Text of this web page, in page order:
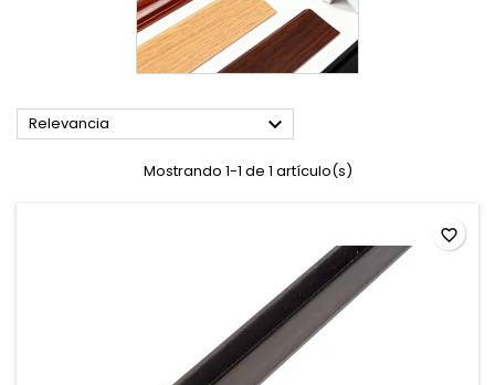
Relevancia 
Mostrando 1-1 de 1 artículo(s)
favorite_border